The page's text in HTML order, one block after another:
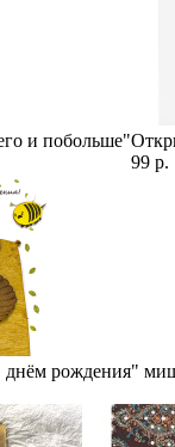
и побольше"
99 р.
рождения"